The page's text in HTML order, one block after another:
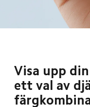
Visa upp
ett val av